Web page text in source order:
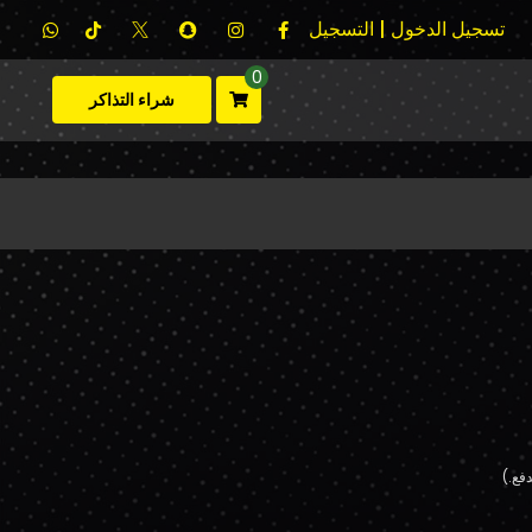
تسجيل الدخول | التسجيل
0
شراء التذاكر